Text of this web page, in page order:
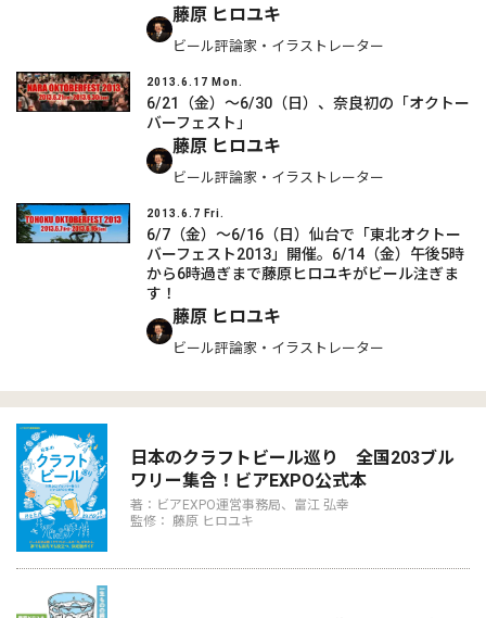
藤原 ヒロユキ
ビール評論家・イラストレーター
2013.6.17 Mon.
6/21（金）～6/30（日）、奈良初の「オクトー
バーフェスト」
藤原 ヒロユキ
ビール評論家・イラストレーター
2013.6.7 Fri.
6/7（金）～6/16（日）仙台で「東北オクトー
バーフェスト2013」開催。6/14（金）午後5時
から6時過ぎまで藤原ヒロユキがビール注ぎま
す！
藤原 ヒロユキ
ビール評論家・イラストレーター
日本のクラフトビール巡り 全国203ブル
ワリー集合！ビアEXPO公式本
著：ビアEXPO運営事務局、富江 弘幸
監修： 藤原 ヒロユキ